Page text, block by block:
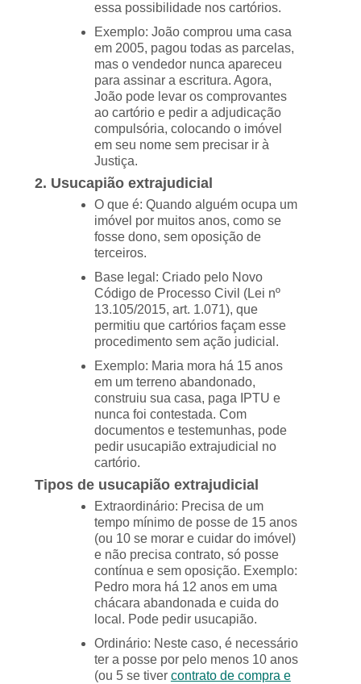
essa possibilidade nos cartórios.
Exemplo: João comprou uma casa
em 2005, pagou todas as parcelas,
mas o vendedor nunca apareceu
para assinar a escritura. Agora,
João pode levar os comprovantes
ao cartório e pedir a adjudicação
compulsória, colocando o imóvel
em seu nome sem precisar ir à
Justiça.
2. Usucapião extrajudicial
O que é: Quando alguém ocupa um
imóvel por muitos anos, como se
fosse dono, sem oposição de
terceiros.
Base legal: Criado pelo Novo
Código de Processo Civil (Lei nº
13.105/2015, art. 1.071), que
permitiu que cartórios façam esse
procedimento sem ação judicial.
Exemplo: Maria mora há 15 anos
em um terreno abandonado,
construiu sua casa, paga IPTU e
nunca foi contestada. Com
documentos e testemunhas, pode
pedir usucapião extrajudicial no
cartório.
Tipos de usucapião extrajudicial
Extraordinário: Precisa de um
tempo mínimo de posse de 15 anos
(ou 10 se morar e cuidar do imóvel)
e não precisa contrato, só posse
contínua e sem oposição. Exemplo:
Pedro mora há 12 anos em uma
chácara abandonada e cuida do
local. Pode pedir usucapião.
Ordinário: Neste caso, é necessário
ter a posse por pelo menos 10 anos
(ou 5 se tiver contrato de compra e